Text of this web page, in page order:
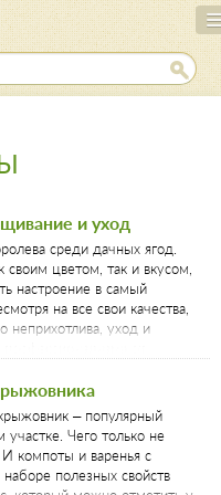
и уход
среди дачных ягод.
своим цветом, так и вкусом,
настроение в самый
на все свои качества,
неприхотлива, уход и
– популярный
участке. Чего только не
И компоты и варенья с
полезных свойств